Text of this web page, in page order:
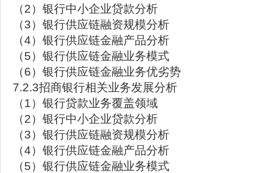
（2）银行中小企业贷款分析
（3）银行供应链融资规模分析
（4）银行供应链金融产品分析
（5）银行供应链金融业务模式
（6）银行供应链金融业务优劣势
7.2.3招商银行相关业务发展分析
（1）银行贷款业务覆盖领域
（2）银行中小企业贷款分析
（3）银行供应链融资规模分析
（4）银行供应链金融产品分析
（5）银行供应链金融业务模式